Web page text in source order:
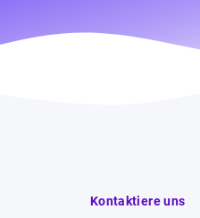
Kontaktiere uns